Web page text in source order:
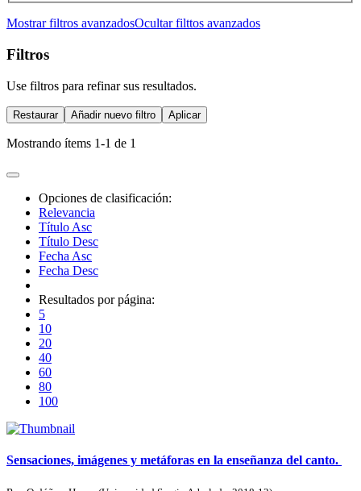
Mostrar filtros avanzadosOcultar filttos avanzados
Filtros
Use filtros para refinar sus resultados.
Restaurar Añadir nuevo filtro Aplicar
Mostrando ítems 1-1 de 1
Opciones de clasificación:
Relevancia
Título Asc
Título Desc
Fecha Asc
Fecha Desc
Resultados por página:
5
10
20
40
60
80
100
Sensaciones, imágenes y metáforas en la enseñanza del canto.